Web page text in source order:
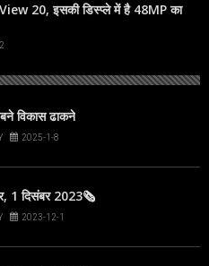
20, इसकी डिस्प्ले में है 48MP का
विकास ढाकने
2025-1-8
1 दिसंबर 2023🗞
2023-12-1